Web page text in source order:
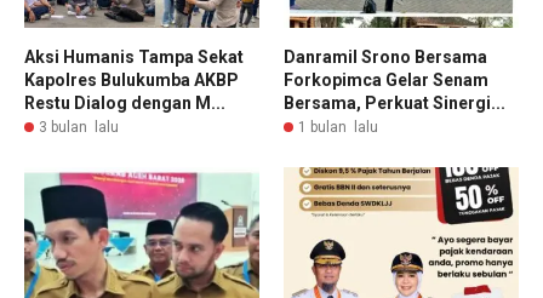
Aksi Humanis Tampa Sekat
Kapolres Bulukumba AKBP
Restu Dialog dengan M...
3 bulan lalu
Danramil Srono Bersama
Forkopimca Gelar Senam
Bersama, Perkuat Sinergi...
1 bulan lalu